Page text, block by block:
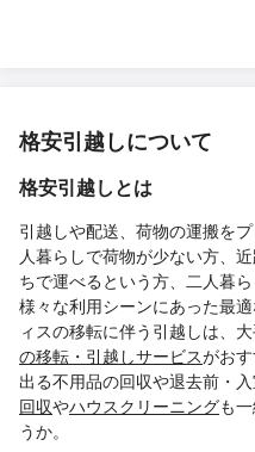
格安引越しについて
格安引越しとは
引越しや配送、荷物の運搬を
人暮らしで荷物が少ない方、
ちで運べるという方、二人暮
様々な利用シーンにあった最
ィスの移転に伴う引越しは、
の移転・引越しサービスがお
出る不用品の回収や退去前・
回収やハウスクリーニングも
うか。